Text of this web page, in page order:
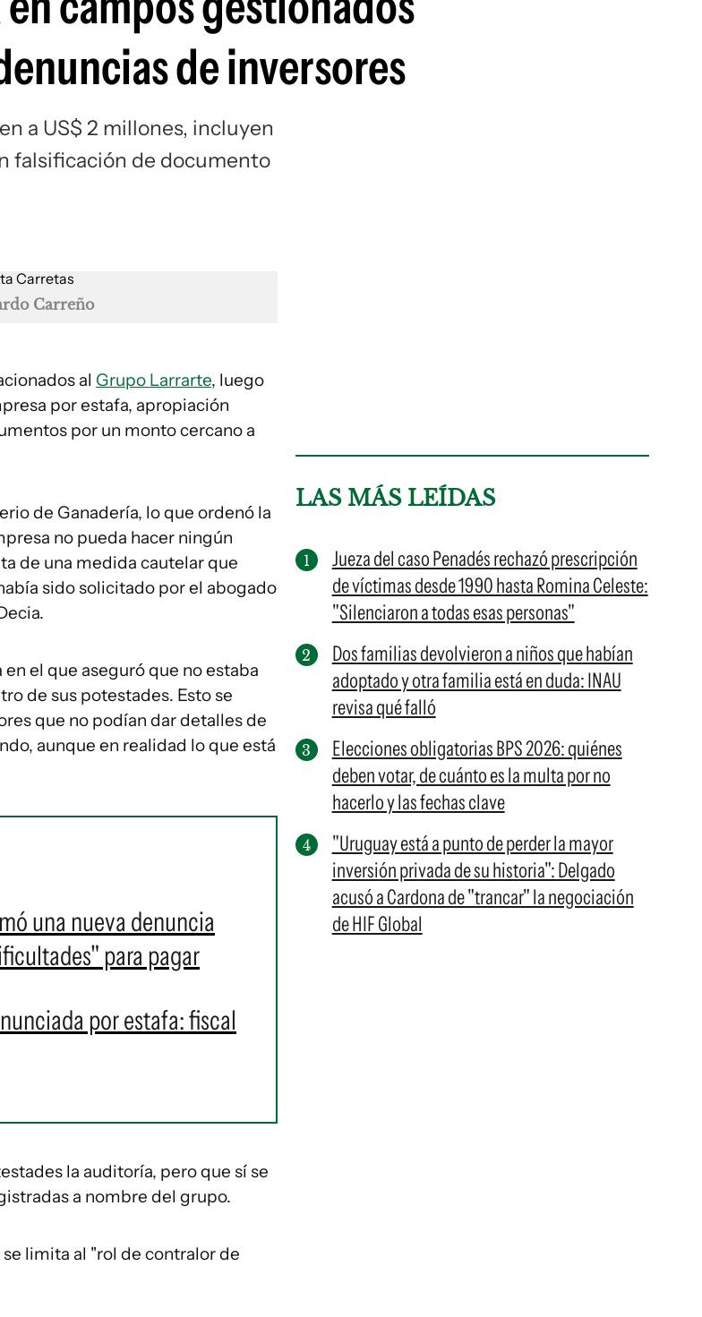
de inversores
a US$ 2 millones, incluyen
falsificación de documento
Carreño
al Grupo Larrarte, luego
por estafa, apropiación
por un monto cercano a
de Ganadería, lo que ordenó la
no pueda hacer ningún
de una medida cautelar que
sido solicitado por el abogado
el que aseguró que no estaba
de sus potestades. Esto se
que no podían dar detalles de
aunque en realidad lo que está
una nueva denuncia
para pagar
por estafa: fiscal
la auditoría, pero que sí se
a nombre del grupo.
limita al "rol de contralor de
LAS MÁS LEÍDAS
Jueza del caso Penadés rechazó prescripción
de víctimas desde 1990 hasta Romina Celeste:
"Silenciaron a todas esas personas"
Dos familias devolvieron a niños que habían
adoptado y otra familia está en duda: INAU
revisa qué falló
Elecciones obligatorias BPS 2026: quiénes
deben votar, de cuánto es la multa por no
hacerlo y las fechas clave
"Uruguay está a punto de perder la mayor
inversión privada de su historia": Delgado
acusó a Cardona de "trancar" la negociación
de HIF Global